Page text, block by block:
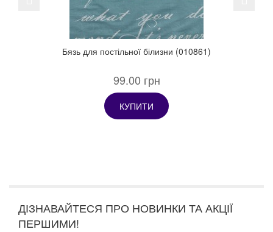
Бязь для постільної білизни (010861)
99.00 грн
КУПИТИ
ДІЗНАВАЙТЕСЯ ПРО НОВИНКИ ТА АКЦІЇ
ПЕРШИМИ!